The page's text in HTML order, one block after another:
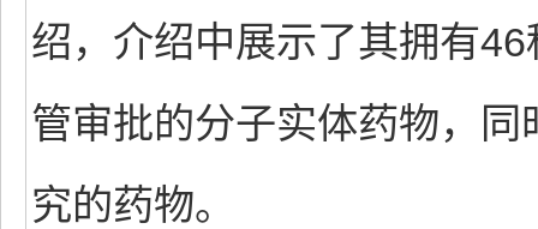
绍，介绍中展示了其拥有
管审批的分子实体药物，
究的药物。